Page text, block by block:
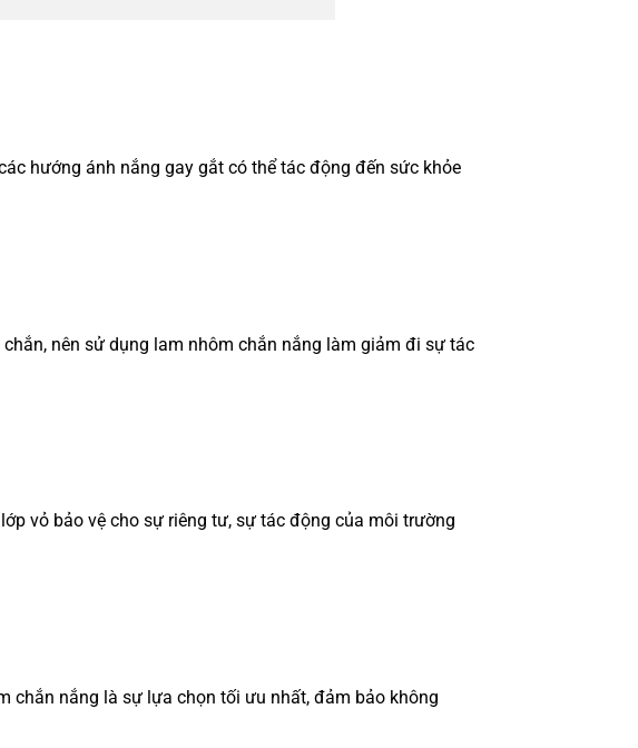
hướng ánh nắng gay gắt có thể tác động đến sức khỏe
nên sử dụng lam nhôm chắn nắng làm giảm đi sự tác
vỏ bảo vệ cho sự riêng tư, sự tác động của môi trường
chắn nắng là sự lựa chọn tối ưu nhất, đảm bảo không